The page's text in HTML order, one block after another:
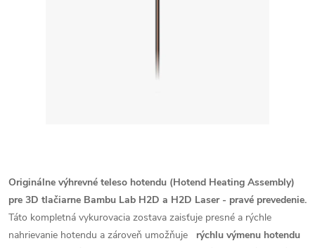
Originálne výhrevné teleso hotendu (Hotend Heating Assembly)
pre 3D tlačiarne Bambu Lab H2D a H2D Laser - pravé prevedenie.
Táto kompletná vykurovacia zostava zaisťuje presné a rýchle
nahrievanie hotendu a zároveň umožňuje
rýchlu výmenu hotendu